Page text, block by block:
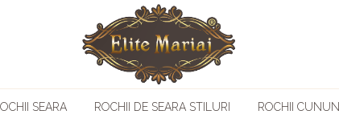
SEARA ROCHII DE SEARA STILURI ROCHII